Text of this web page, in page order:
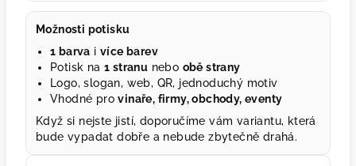
Možnosti potisku
1 barva ivíce barev
Potisk na 1 stranu nebo obě strany
Logo, slogan, web, QR, jednoduchý motiv
Vhodné provinaře, firmy, obchody, eventy
Když si nejste jistí, doporučíme vám variantu, která
bude vypadat dobře a nebude zbytečně drahá.